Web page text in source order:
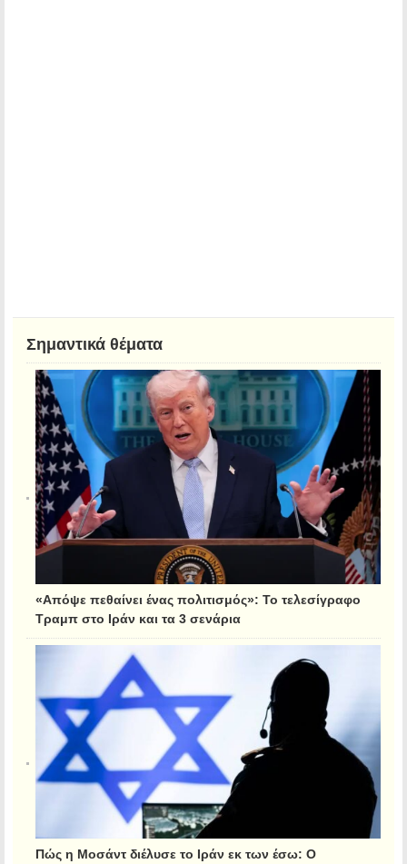
Σημαντικά θέματα
«Απόψε πεθαίνει ένας πολιτισμός»: Το τελεσίγραφο
Τραμπ στο Ιράν και τα 3 σενάρια
Πώς η Μοσάντ διέλυσε το Ιράν εκ των έσω: Ο